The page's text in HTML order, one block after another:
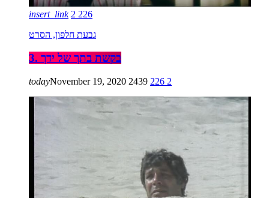
insert_link 2 226
גבעת חלפון, הסרט
3. בקשת בתך של ידך
todayNovember 19, 2020 2439 226 2